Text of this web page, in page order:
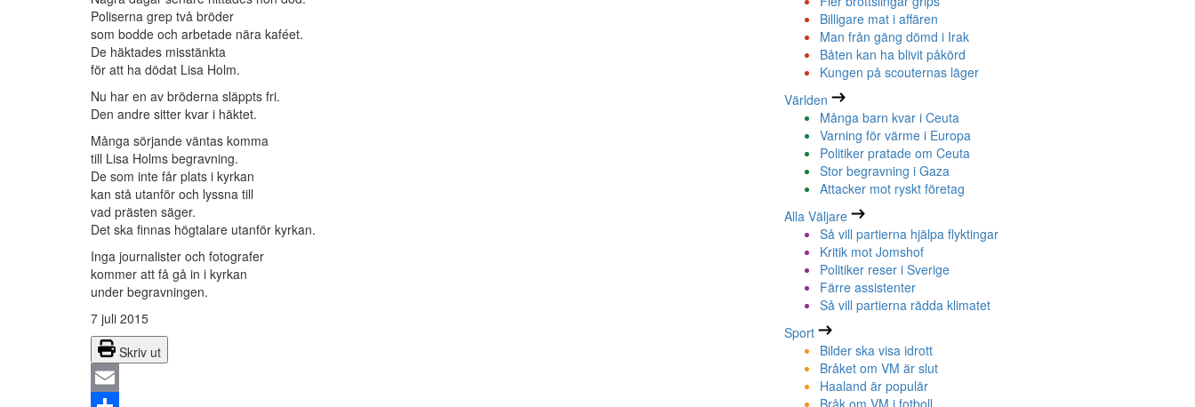
Poliserna grep två bröder
som bodde och arbetade nära kaféet.
De häktades misstänkta
för att ha dödat Lisa Holm.
Nu har en av bröderna släppts fri.
Den andre sitter kvar i häktet.
Många sörjande väntas komma
till Lisa Holms begravning.
De som inte får plats i kyrkan
kan stå utanför och lyssna till
vad prästen säger.
Det ska finnas högtalare utanför kyrkan.
Inga journalister och fotografer
kommer att få gå in i kyrkan
under begravningen.
7 juli 2015
Skriv ut
Billigare mat i affären
Man från gäng dömd i Irak
Båten kan ha blivit påkörd
Kungen på scouternas läger
Världen
Många barn kvar i Ceuta
Varning för värme i Europa
Politiker pratade om Ceuta
Stor begravning i Gaza
Attacker mot ryskt företag
Alla Väljare
Så vill partierna hjälpa flyktingar
Kritik mot Jomshof
Politiker reser i Sverige
Färre assistenter
Så vill partierna rädda klimatet
Sport
Bilder ska visa idrott
Bråket om VM är slut
Haaland är populär